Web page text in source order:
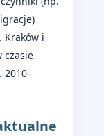
Kraków i
czasie
2010–